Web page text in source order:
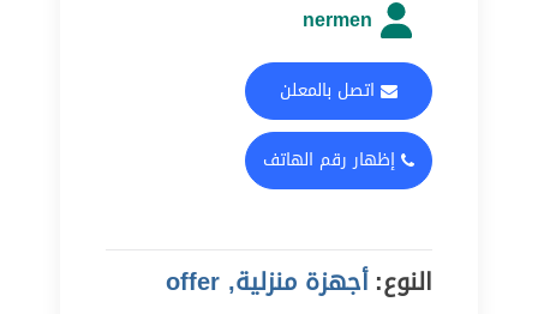
nermen
اتصل بالمعلن
إظهار رقم الهاتف
النوع:أجهزة منزلية, offer